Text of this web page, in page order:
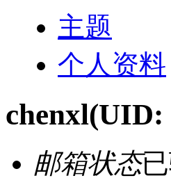
主题
个人资料
chenxl(UID:
邮箱状态